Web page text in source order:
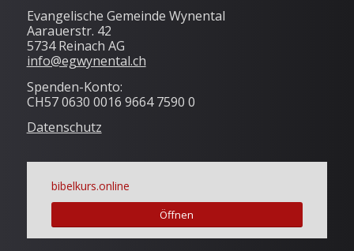
Evangelische Gemeinde Wynental
Aarauerstr. 42
5734 Reinach AG
info@egwynental.ch
Spenden-Konto:
CH57 0630 0016 9664 7590 0
Datenschutz
bibelkurs.online
Öffnen